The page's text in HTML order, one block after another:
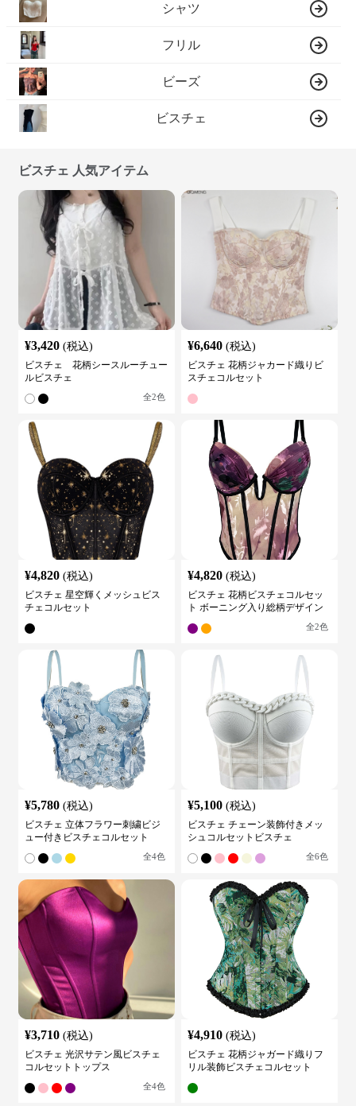
シャツ
フリル
ビーズ
ビスチェ
ビスチェ 人気アイテム
¥3,420 (税込)
ビスチェ 花柄シースルーチュー
ルビスチェ
全2色
¥6,640 (税込)
ビスチェ 花柄ジャカード織りビ
スチェコルセット
¥4,820 (税込)
ビスチェ 星空輝くメッシュビス
チェコルセット
¥4,820 (税込)
ビスチェ 花柄ビスチェコルセッ
ト ボーニング入り総柄デザイン
全2色
¥5,780 (税込)
ビスチェ 立体フラワー刺繍ビジ
ュー付きビスチェコルセット
全4色
¥5,100 (税込)
ビスチェ チェーン装飾付きメッ
シュコルセットビスチェ
全6色
¥3,710 (税込)
ビスチェ 光沢サテン風ビスチェ
コルセットトップス
全4色
¥4,910 (税込)
ビスチェ 花柄ジャガード織りフ
リル装飾ビスチェコルセット